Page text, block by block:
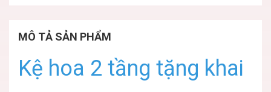
MÔ TẢ SẢN PHẨM
Kệ hoa 2 tầng tặng khai